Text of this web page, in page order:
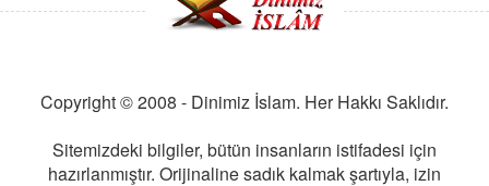
Copyright © 2008 - Dinimiz İslam. Her Hakkı Saklıdır.
Sitemizdeki bilgiler, bütün insanların istifadesi için
hazırlanmıştır. Orijinaline sadık kalmak şartıyla, izin